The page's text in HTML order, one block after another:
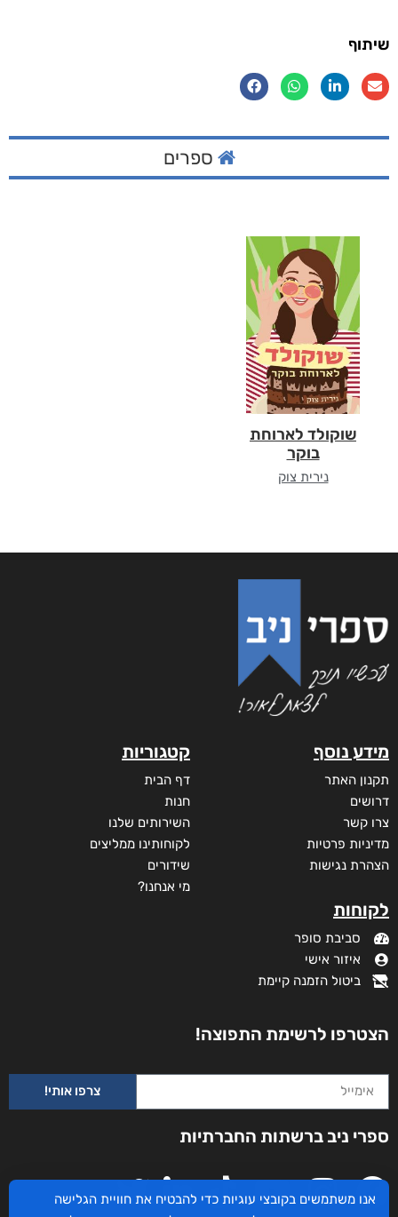
שיתוף
ספרים
שוקולד לארוחת
בוקר
נירית צוק
מידע נוסף
תקנון האתר
דרושים
צרו קשר
מדיניות פרטיות
הצהרת נגישות
לקוחות
סביבת סופר
איזור אישי
ביטול הזמנה קיימת
קטגוריות
דף הבית
חנות
השירותים שלנו
לקוחותינו ממליצים
שידורים
מי אנחנו?
הצטרפו לרשימת התפוצה!
צרפו אותי!
ספרי ניב ברשתות החברתיות
אנו משתמשים בקובצי עוגיות כדי להבטיח את חוויית הגלישה